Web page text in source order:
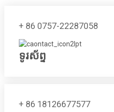
+ 86 0757-22287058
ទូរស័ព្ទ
+ 86 18126677577